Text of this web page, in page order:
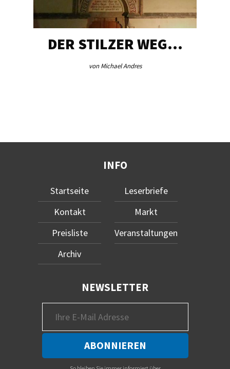
DER STILZER WEG…
von Michael Andres
INFO
Startseite
Kontakt
Preisliste
Archiv
Leserbriefe
Markt
Veranstaltungen
NEWSLETTER